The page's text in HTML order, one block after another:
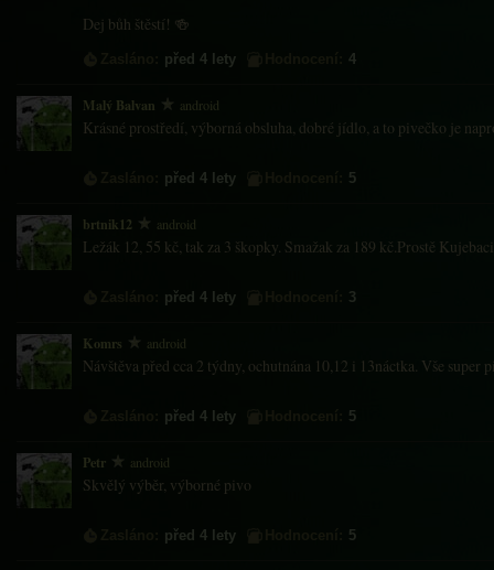
Dej bůh štěstí! 🍻
před 4 lety 4
Malý Balvan android
Krásné prostředí, výborná obsluha, dobré jídlo, a to pivečko je
před 4 lety 5
brtnik12 android
Ležák 12, 55 kč, tak za 3 škopky. Smažak za 189 kč.Prostě
před 4 lety 3
Komrs android
Návštěva před cca 2 týdny, ochutnána 10,12 i 13náctka. Vše
před 4 lety 5
Petr android
Skvělý výběr, výborné pivo
před 4 lety 5